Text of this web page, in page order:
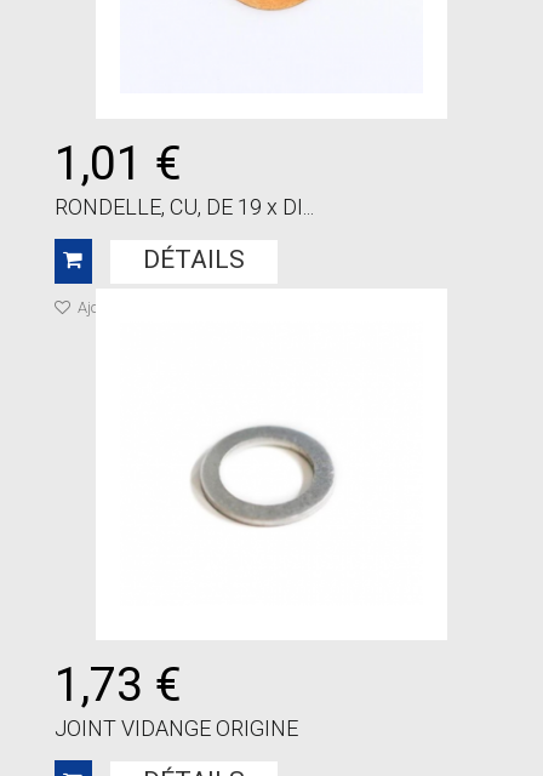
1,01 €
RONDELLE, CU, DE 19 x DI...
DÉTAILS
Ajouter à ma liste de cadeaux
1,73 €
JOINT VIDANGE ORIGINE